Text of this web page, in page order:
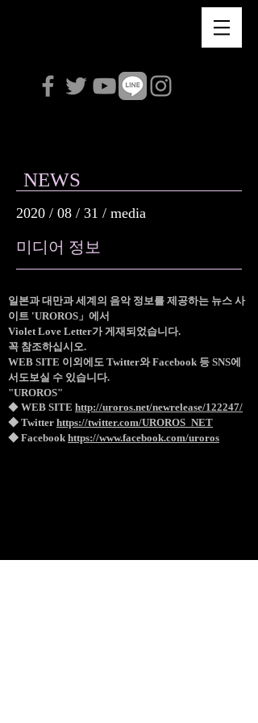
NEWS
2020 / 08 / 31 / media
미디어 정보
일본과 대만과 세계의 음악 정보를 제공하는 뉴스 사
이트 'UROROS」에서
Violet Love Letter가 게재되었습니다.
꼭 참조하십시오.
WEB SITE 이외에도 Twitter와 Facebook 등 SNS에
서도보실 수 있습니다.
"UROROS"
◆ WEB SITE http://uroros.net/newrelease/122247/
◆ Twitter https://twitter.com/UROROS_NET
◆ Facebook https://www.facebook.com/uroros